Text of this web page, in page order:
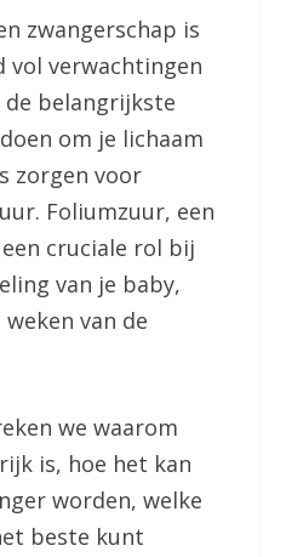
zwangerschap is
vol verwachtingen
de belangrijkste
om je lichaam
zorgen voor
Foliumzuur, een
cruciale rol bij
van je baby,
van de
we waarom
is, hoe het kan
worden, welke
beste kunt